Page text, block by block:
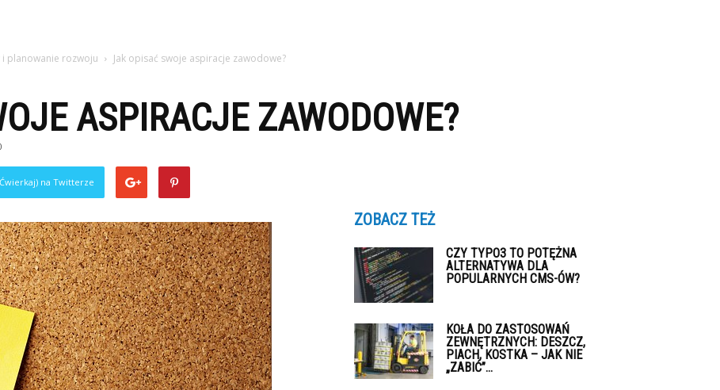
planowanie rozwoju Jak opisać swoje aspiracje zawodowe?
ASPIRACJE ZAWODOWE?
na Twitterze
ZOBACZ TEŻ
CZY TYPO3 TO POTĘŻNA
ALTERNATYWA DLA
POPULARNYCH CMS-ÓW?
KOŁA DO ZASTOSOWAŃ
ZEWNĘTRZNYCH: DESZCZ,
PIACH, KOSTKA – JAK NIE
„ZABIĆ”...